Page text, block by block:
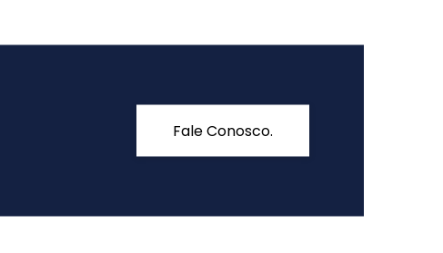
Fale Conosco.